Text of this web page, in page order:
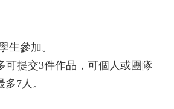
生參加。
可提交3件作品，可個人或團隊
7人。